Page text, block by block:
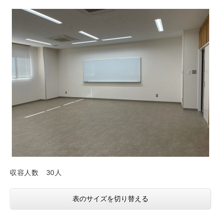
収容人数 30人
表のサイズを切り替える